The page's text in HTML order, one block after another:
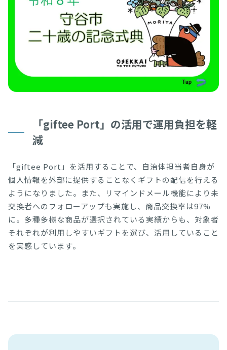
「giftee Port」の活用で運用負担を軽
減
「giftee Port」を活用することで、自治体担当者自身が
個人情報を外部に提供することなくギフトの配信を行える
ようになりました。また、リマインドメール機能により未
交換者へのフォローアップも実施し、商品交換率は97%
に。多種多様な商品が選択されている実績からも、対象者
それぞれが利用しやすいギフトを選び、活用していること
を実感しています。